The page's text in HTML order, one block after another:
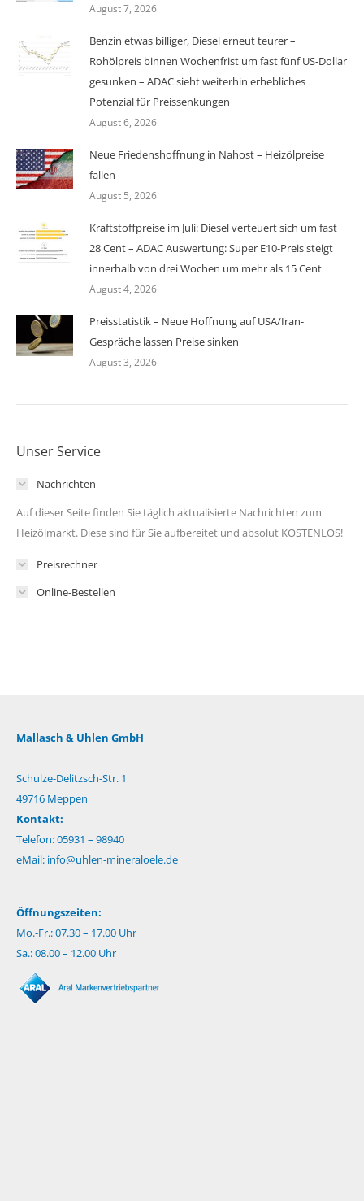
August 7, 2026
Benzin etwas billiger, Diesel erneut teurer –
Rohölpreis binnen Wochenfrist um fast fünf US-Dollar
gesunken – ADAC sieht weiterhin erhebliches
Potenzial für Preissenkungen
August 6, 2026
Neue Friedenshoffnung in Nahost – Heizölpreise
fallen
August 5, 2026
Kraftstoffpreise im Juli: Diesel verteuert sich um fast
28 Cent – ADAC Auswertung: Super E10-Preis steigt
innerhalb von drei Wochen um mehr als 15 Cent
August 4, 2026
Preisstatistik – Neue Hoffnung auf USA/Iran-
Gespräche lassen Preise sinken
August 3, 2026
Unser Service
Nachrichten
Auf dieser Seite finden Sie täglich aktualisierte Nachrichten zum
Heizölmarkt. Diese sind für Sie aufbereitet und absolut KOSTENLOS!
Preisrechner
Online-Bestellen
Mallasch & Uhlen GmbH
Schulze-Delitzsch-Str. 1
49716 Meppen
Kontakt:
Telefon: 05931 – 98940
eMail: info@uhlen-mineraloele.de
Öffnungszeiten:
Mo.-Fr.: 07.30 – 17.00 Uhr
Sa.: 08.00 – 12.00 Uhr